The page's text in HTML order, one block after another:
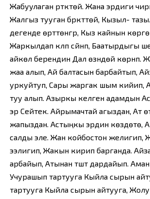
Жабуулаган үртүктөй. Жана эрдиги
Жалгыз тууган бүркүттөй, Кызыл-
дегенде өрттөнгүр, Кыз кайнын
Жаркылдап күлүп сүйүнүп, Баатырдыгы
айкөл берендин Дал өзүндөй көрүнүп.
жаа алып, Ай балтасын барбайтып,
уркуйтуп, Сары жаргак шым кийип,
туу алып. Азыркы келген адамдын
эр Сейтек. Айрымачтай агыздан, Ат
жапыздан. Астыңкы эрдин көздөтө,
салды эле. Жан койбостон желигип,
ээлигип, Жакын кирип барганда.
арбайып, Атынан түштү дардайып.
Учурашып тартууга Кыйла сырын
тартууга Кыйла сырын айтууга,